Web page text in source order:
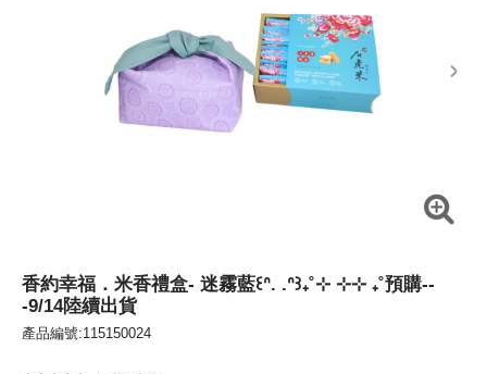
next
香約幸福．米香禮盒- 迷霧藍꒰ᐢ. .ᐢ꒱₊˚⊹ ⊹⊹ ₊˚預購--
-9/14陸續出貨
產品編號:115150024